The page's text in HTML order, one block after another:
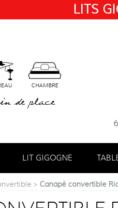
CHAMBRE
de place
LIT GIGOGNE
> Canapé convertible
LITS